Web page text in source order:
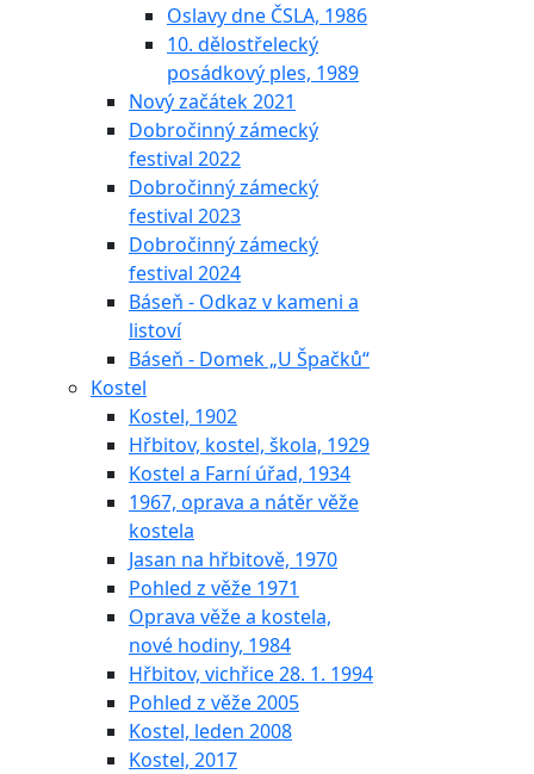
Oslavy dne ČSLA, 1986
10. dělostřelecký
posádkový ples, 1989
Nový začátek 2021
Dobročinný zámecký
festival 2022
Dobročinný zámecký
festival 2023
Dobročinný zámecký
festival 2024
Báseň - Odkaz v kameni a
listoví
Báseň - Domek „U Špačků“
Kostel
Kostel, 1902
Hřbitov, kostel, škola, 1929
Kostel a Farní úřad, 1934
1967, oprava a nátěr věže
kostela
Jasan na hřbitově, 1970
Pohled z věže 1971
Oprava věže a kostela,
nové hodiny, 1984
Hřbitov, vichřice 28. 1. 1994
Pohled z věže 2005
Kostel, leden 2008
Kostel, 2017